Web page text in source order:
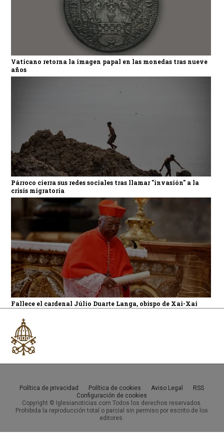
Vaticano retorna la imagen papal en las monedas tras nueve
años
Párroco cierra sus redes sociales tras llamar "invasión" a la
crisis migratoria
Fallece el cardenal Júlio Duarte Langa, obispo de Xai-Xai
Política de privacidad Política de cookies Aviso Legal
RSS
Configuración de cookies
Copyright © Iglesianoticias.com Todos los derechos reservados.
Prohibida la reproducción total o parcial sin permiso por escrito de los
editores.